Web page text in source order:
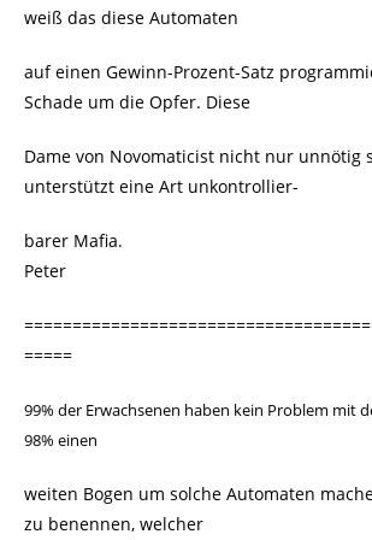
weiß das diese Automaten
auf einen Gewinn-Prozent-Satz
Schade um die Opfer. Diese
Dame von Novomaticist nicht nur unnötig
unterstützt eine Art unkontrollier-
barer Mafia.
Peter
=====
99% der Erwachsenen haben kein Problem mit
98% einen
weiten Bogen um solche Automaten
zu benennen, welcher